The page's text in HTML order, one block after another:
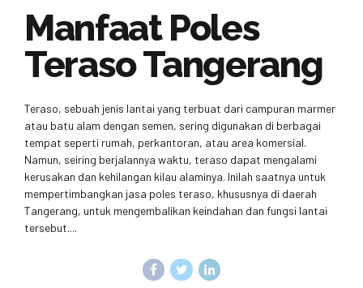
Manfaat Poles
Teraso Tangerang
Teraso, sebuah jenis lantai yang terbuat dari campuran marmer
atau batu alam dengan semen, sering digunakan di berbagai
tempat seperti rumah, perkantoran, atau area komersial.
Namun, seiring berjalannya waktu, teraso dapat mengalami
kerusakan dan kehilangan kilau alaminya. Inilah saatnya untuk
mempertimbangkan jasa poles teraso, khususnya di daerah
Tangerang, untuk mengembalikan keindahan dan fungsi lantai
tersebut....